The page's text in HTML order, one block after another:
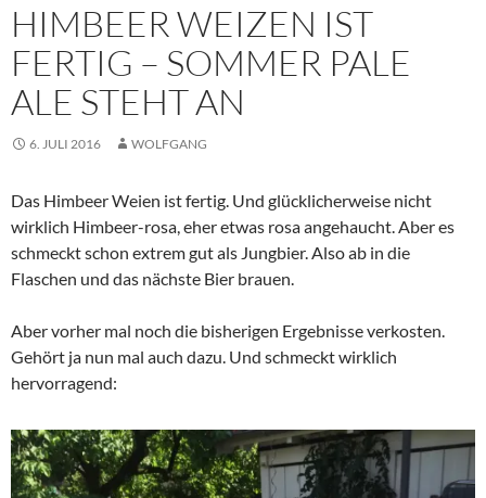
HIMBEER WEIZEN IST
FERTIG – SOMMER PALE
ALE STEHT AN
6. JULI 2016 WOLFGANG
Das Himbeer Weien ist fertig. Und glücklicherweise nicht
wirklich Himbeer-rosa, eher etwas rosa angehaucht. Aber es
schmeckt schon extrem gut als Jungbier. Also ab in die
Flaschen und das nächste Bier brauen.
Aber vorher mal noch die bisherigen Ergebnisse verkosten.
Gehört ja nun mal auch dazu. Und schmeckt wirklich
hervorragend: